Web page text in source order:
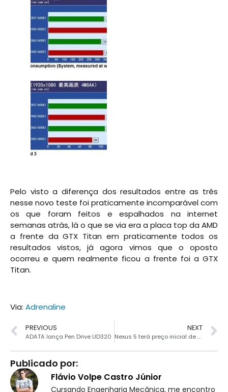
Pelo visto a diferença dos resultados entre as três
nesse novo teste foi praticamente incomparável com
os que foram feitos e espalhados na internet
semanas atrás, lá o que se via era a placa top da AMD
a frente da GTX Titan em praticamente todos os
resultados vistos, já agora vimos que o oposto
ocorreu e quem realmente ficou a frente foi a GTX
Titan.
Via: Adrenaline
PREVIOUS
ADATA lança Pen Drive UD320
NEXT
Nexus 5 terá preço inicial de $349
Publicado por:
Flávio Volpe Castro Júnior
Cursando Engenharia Mecânica, me encontro